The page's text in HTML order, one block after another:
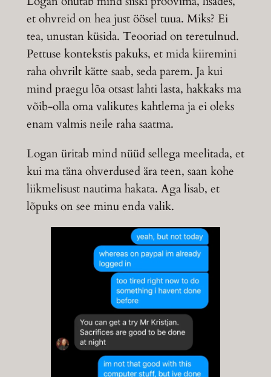
et ohvreid on hea just öösel tuua. Miks? Ei
tea, unustan küsida. Teooriad on teretulnud.
Pettuse kontekstis pakuks, et mida kiiremini
raha ohvrilt kätte saab, seda parem. Ja kui
mind praegu lõa otsast lahti lasta, hakkaks ma
võib-olla oma valikutes kahtlema ja ei oleks
enam valmis neile raha saatma.
Logan üritab mind nüüd sellega meelitada, et
kui ma täna ohverdused ära teen, saan kohe
liikmelisust nautima hakata. Aga lisab, et
lõpuks on see minu enda valik.